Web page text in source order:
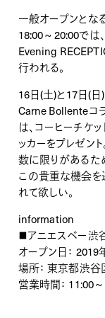
一般オープンとな
18:00 ~ 20:00では
Evening
行われる。
16日(土)と17日(日
Carne Bollenteコ
は、コーヒーチケ
ッカーをプレゼン
数に限りがあるた
この貴重な機会を
れて欲しい。
information
■アニエスベー渋
オープン日：
場所： 東京都渋
営業時間： 11:00